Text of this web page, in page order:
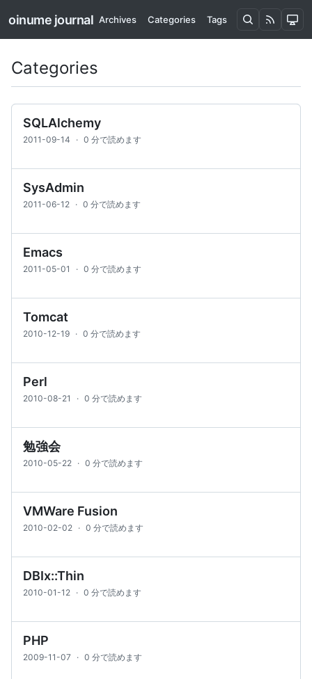
oinume journal Archives Categories Tags
Categories
SQLAlchemy
2011-09-14 · 0 分で読めます
SysAdmin
2011-06-12 · 0 分で読めます
Emacs
2011-05-01 · 0 分で読めます
Tomcat
2010-12-19 · 0 分で読めます
Perl
2010-08-21 · 0 分で読めます
勉強会
2010-05-22 · 0 分で読めます
VMWare Fusion
2010-02-02 · 0 分で読めます
DBIx::Thin
2010-01-12 · 0 分で読めます
PHP
2009-11-07 · 0 分で読めます